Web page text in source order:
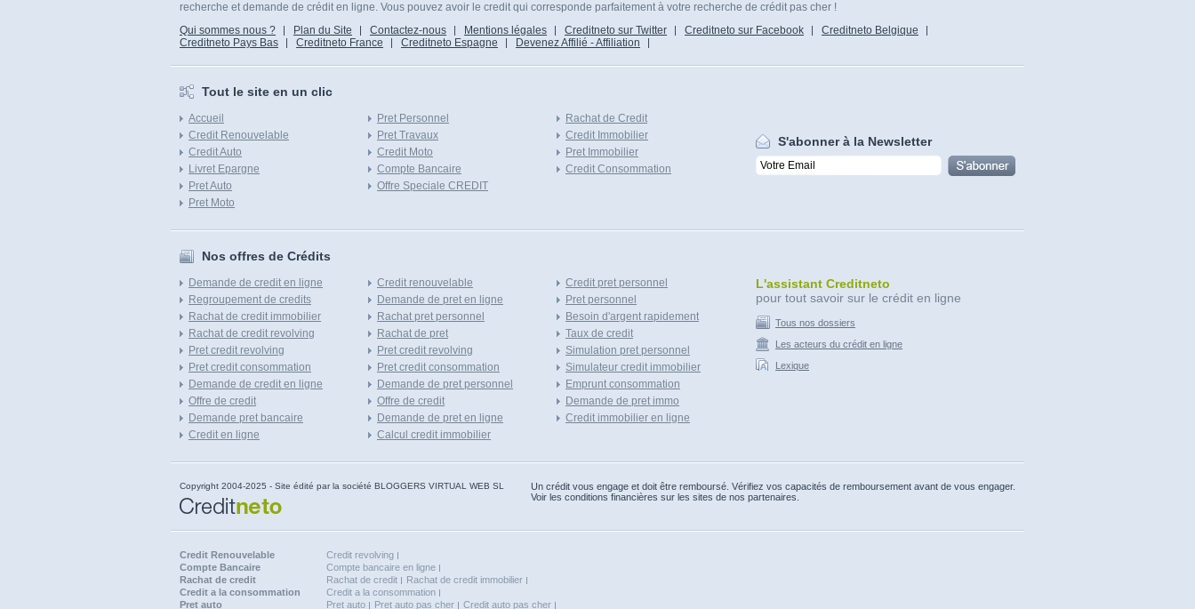
recherche et demande de crédit en ligne. Vous pouvez avoir le credit qui corresponde parfaitement à votre recherche de crédit pas cher !
Qui sommes nous ?
Plan du Site Contactez-nous Mentions légales Creditneto sur Twitter Creditneto sur Facebook
Creditneto Belgique
Creditneto Pays Bas
Creditneto France Creditneto Espagne Devenez Affilié - Affiliation
Tout le site en un clic
Accueil
Credit Renouvelable
Credit Auto
Livret Epargne
Pret Auto
Pret Moto
Pret Personnel
Pret Travaux
Credit Moto
Compte Bancaire
Offre Speciale CREDIT
Rachat de Credit
Credit Immobilier
Pret Immobilier
Credit Consommation
S'abonner à la Newsletter
Nos offres de Crédits
Demande de credit en ligne
Regroupement de credits
Rachat de credit immobilier
Rachat de credit revolving
Pret credit revolving
Pret credit consommation
Demande de credit en ligne
Offre de credit
Demande pret bancaire
Credit en ligne
Credit renouvelable
Demande de pret en ligne
Rachat pret personnel
Rachat de pret
Pret credit revolving
Pret credit consommation
Demande de pret personnel
Offre de credit
Demande de pret en ligne
Calcul credit immobilier
Credit pret personnel
Pret personnel
Besoin d'argent rapidement
Taux de credit
Simulation pret personnel
Simulateur credit immobilier
Emprunt consommation
Demande de pret immo
Credit immobilier en ligne
L'assistant Creditneto
pour tout savoir sur le crédit en ligne
Tous nos dossiers
Les acteurs du crédit en ligne
Lexique
Copyright 2004-2025 - Site édité par la société BLOGGERS VIRTUAL WEB SL
Un crédit vous engage et doit être remboursé. Vérifiez vos capacités de remboursement avant de vous engager.
Voir les conditions financières sur les sites de nos partenaires.
Credit Renouvelable
Credit revolving
Compte Bancaire
Compte bancaire en ligne
Rachat de credit
Rachat de credit
Rachat de credit immobilier
Credit a la consommation
Credit a la consommation
Pret auto
Pret auto Pret auto pas cher Credit auto pas cher